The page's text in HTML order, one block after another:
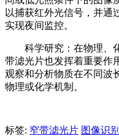
以捕获红外光信号，并通
实现夜间监控。
科学研究：在物理、
带滤光片也发挥着重要作
观察和分析物质在不同波
物理或化学机制。
标签: 窄带滤光片 图像识别